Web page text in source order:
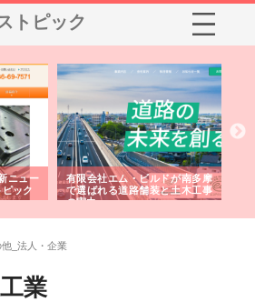
トピック
ニュー
ック
有限会社エム・ビルドが南多摩
で選ばれる道路舗装と土木工事
の実力
他_法人・企業
業